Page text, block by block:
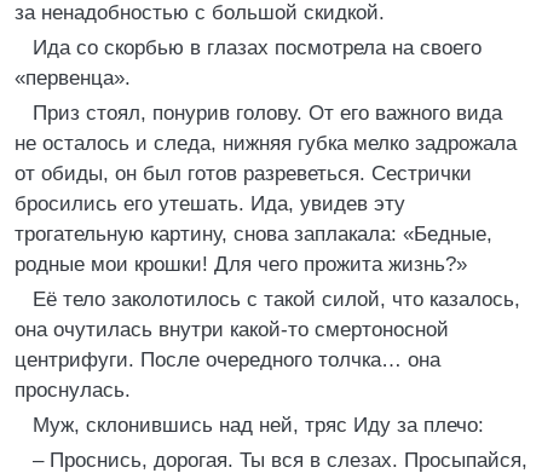
за ненадобностью с большой скидкой.
Ида со скорбью в глазах посмотрела на своего
«первенца».
Приз стоял, понурив голову. От его важного вида
не осталось и следа, нижняя губка мелко задрожала
от обиды, он был готов разреветься. Сестрички
бросились его утешать. Ида, увидев эту
трогательную картину, снова заплакала: «Бедные,
родные мои крошки! Для чего прожита жизнь?»
Её тело заколотилось с такой силой, что казалось,
она очутилась внутри какой-то смертоносной
центрифуги. После очередного толчка… она
проснулась.
Муж, склонившись над ней, тряс Иду за плечо:
– Проснись, дорогая. Ты вся в слезах. Просыпайся,